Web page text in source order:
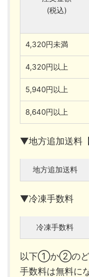
(税込)
4,320円未満
4,320円以上
5,940円以上
8,640円以上
▼地方追加送料
地方追加送料
▼冷凍手数料
冷凍手数料
以下①か②のど
手数料は無料に